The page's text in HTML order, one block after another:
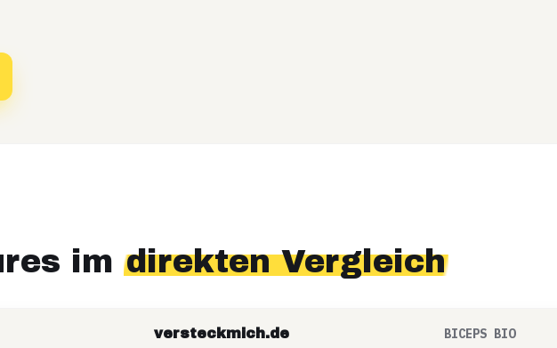
im direkten Vergleich
versteckmich.de BICEPS BIO